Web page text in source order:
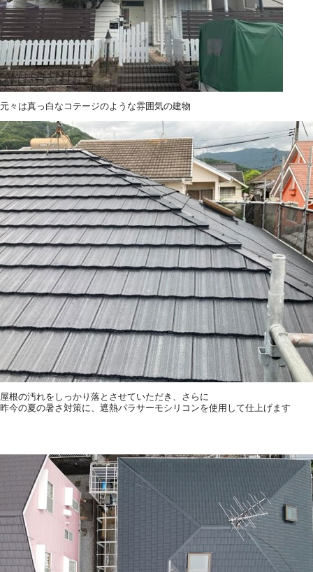
元々は真っ白なコテージのような雰囲気の建物
屋根の汚れをしっかり落とさせていただき、さらに
昨今の夏の暑さ対策に、遮熱パラサーモシリコンを使用して仕上げます